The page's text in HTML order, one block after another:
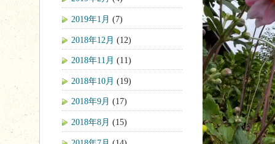
2019年1月 (7)
2018年12月 (12)
2018年11月 (11)
2018年10月 (19)
2018年9月 (17)
2018年8月 (15)